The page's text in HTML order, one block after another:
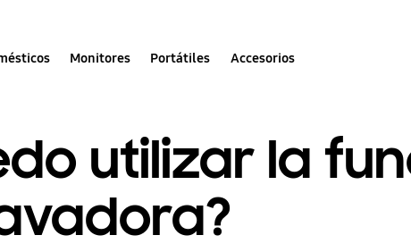
Monitores Portátiles Accesorios
utilizar la